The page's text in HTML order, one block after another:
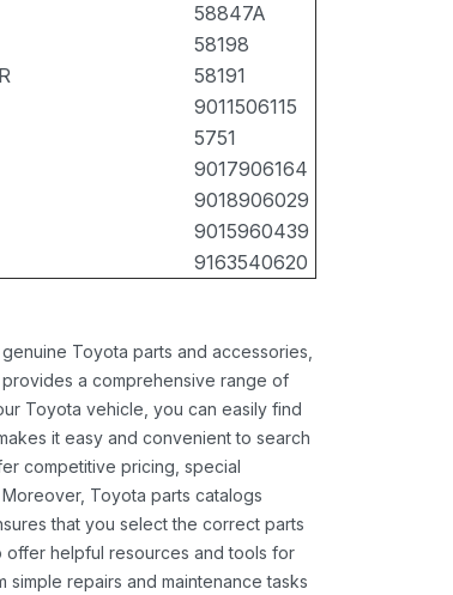
58847A
58198
58191
9011506115
5751
9017906164
9018906029
9015960439
9163540620
Toyota parts and accessories,
a comprehensive range of
Toyota vehicle, you can easily find
it easy and convenient to search
competitive pricing, special
Toyota parts catalogs
that you select the correct parts
offer helpful resources and tools for
repairs and maintenance tasks